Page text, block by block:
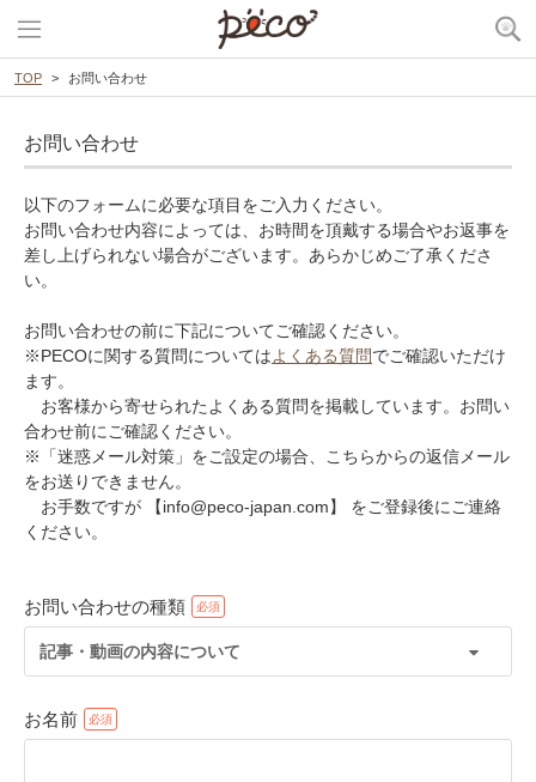
TOP お問い合わせ
お問い合わせ
以下のフォームに必要な項目をご入力ください。
お問い合わせ内容によっては、お時間を頂戴する場合やお返事を
差し上げられない場合がございます。あらかじめご了承くださ
い。
お問い合わせの前に下記についてご確認ください。
※PECOに関する質問についてはよくある質問でご確認いただけ
ます。
お客様から寄せられたよくある質問を掲載しています。お問い
合わせ前にご確認ください。
※「迷惑メール対策」をご設定の場合、こちらからの返信メール
をお送りできません。
お手数ですが 【info@peco-japan.com】 をご登録後にご連絡
ください。
お問い合わせの種類
記事・動画の内容について
お名前